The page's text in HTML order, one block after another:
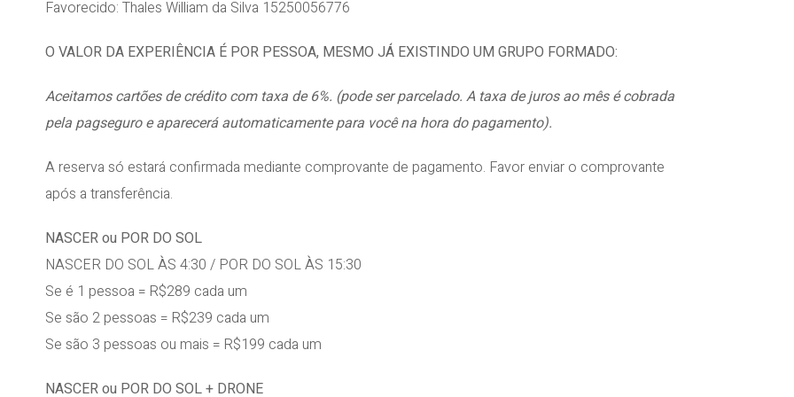
Favorecido: Thales William da Silva 15250056776
O VALOR DA EXPERIÊNCIA É POR PESSOA, MESMO JÁ EXISTINDO UM GRUPO FORMADO:
Aceitamos cartões de crédito com taxa de 6%. (pode ser parcelado. A taxa de juros ao mês é cobrada
pela pagseguro e aparecerá automaticamente para você na hora do pagamento).
A reserva só estará confirmada mediante comprovante de pagamento. Favor enviar o comprovante
após a transferência.
NASCER ou POR DO SOL
NASCER DO SOL ÀS 4:30 / POR DO SOL ÀS 15:30
Se é 1 pessoa = R$289 cada um
Se são 2 pessoas = R$239 cada um
Se são 3 pessoas ou mais = R$199 cada um
NASCER ou POR DO SOL + DRONE